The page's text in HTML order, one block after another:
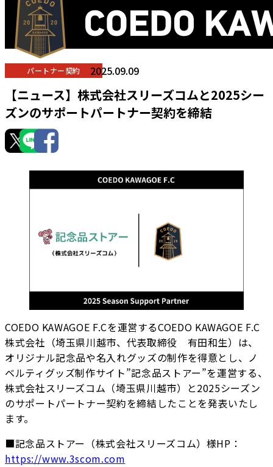
パートナー契約 2025.09.09
【ニュース】株式会社スリーズコムと2025シー
ズンのサポートパートナー契約を締結
COEDO KAWAGOE F.Cを運営するCOEDO KAWAGOE F.C
株式会社（埼玉県川越市、代表取締役 有田和生）は、
オリジナル記念品や名入れグッズの制作を得意とし、ノ
ベルティグッズ制作サイト”記念品ストアー”を運営する、
株式会社スリーズコム（埼玉県川越市）と2025シーズン
のサポートパートナー契約を締結したことを発表いたし
ます。
■記念品ストアー（株式会社スリーズコム）様HP：
https://www.3scom.com